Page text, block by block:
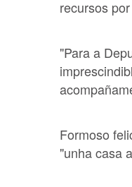
recursos
"Para a
Formoso
"unha casa